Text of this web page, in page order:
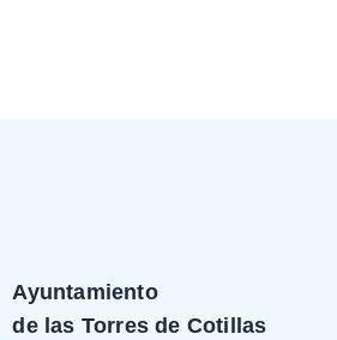
Ayuntamiento
de las Torres de Cotillas